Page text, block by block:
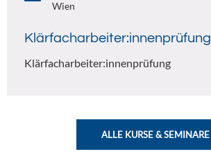
Wien
Klärfacharbeiter:innenprüfung
Klärfacharbeiter:innenprüfung
ALLE KURSE & SEMINARE